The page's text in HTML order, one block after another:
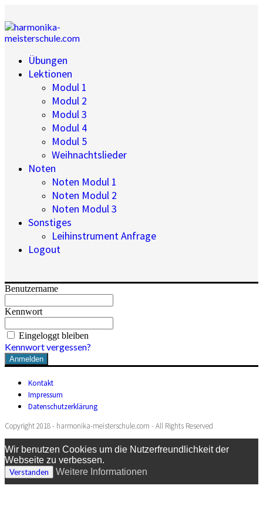
Übungen
Lektionen
Modul 1
Modul 2
Modul 3
Modul 4
Modul 5
Weihnachtslieder
Noten
Noten Modul 1
Noten Modul 2
Noten Modul 3
Sonstiges
Leihinstrument Anfrage
Logout
Benutzername
Kennwort
Eingeloggt bleiben
Kennwort vergessen?
Kontakt
Impressum
Datenschutzerklärung
Copyright 2018 - harmonika-meisterschule.com - All Rights Reserved
Wir benutzen Cookies um die Nutzerfreundlichkeit der
Webseite zu verbessen.
Verstanden Weitere Informationen